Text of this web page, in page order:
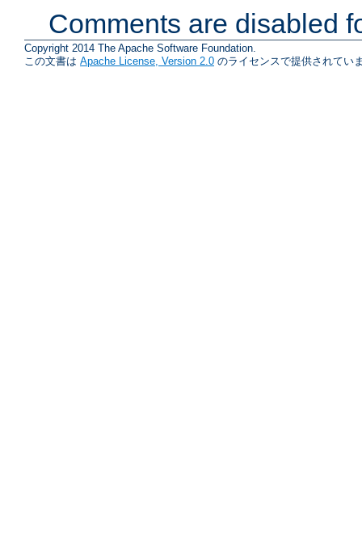
Comments are disabled
Copyright 2014 The Apache Software Foundation.
この文書は Apache License, Version 2.0 のライセンスで提供されてい